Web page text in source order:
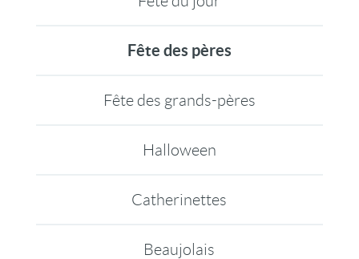
Fête des pères
Fête des grands-pères
Halloween
Catherinettes
Beaujolais